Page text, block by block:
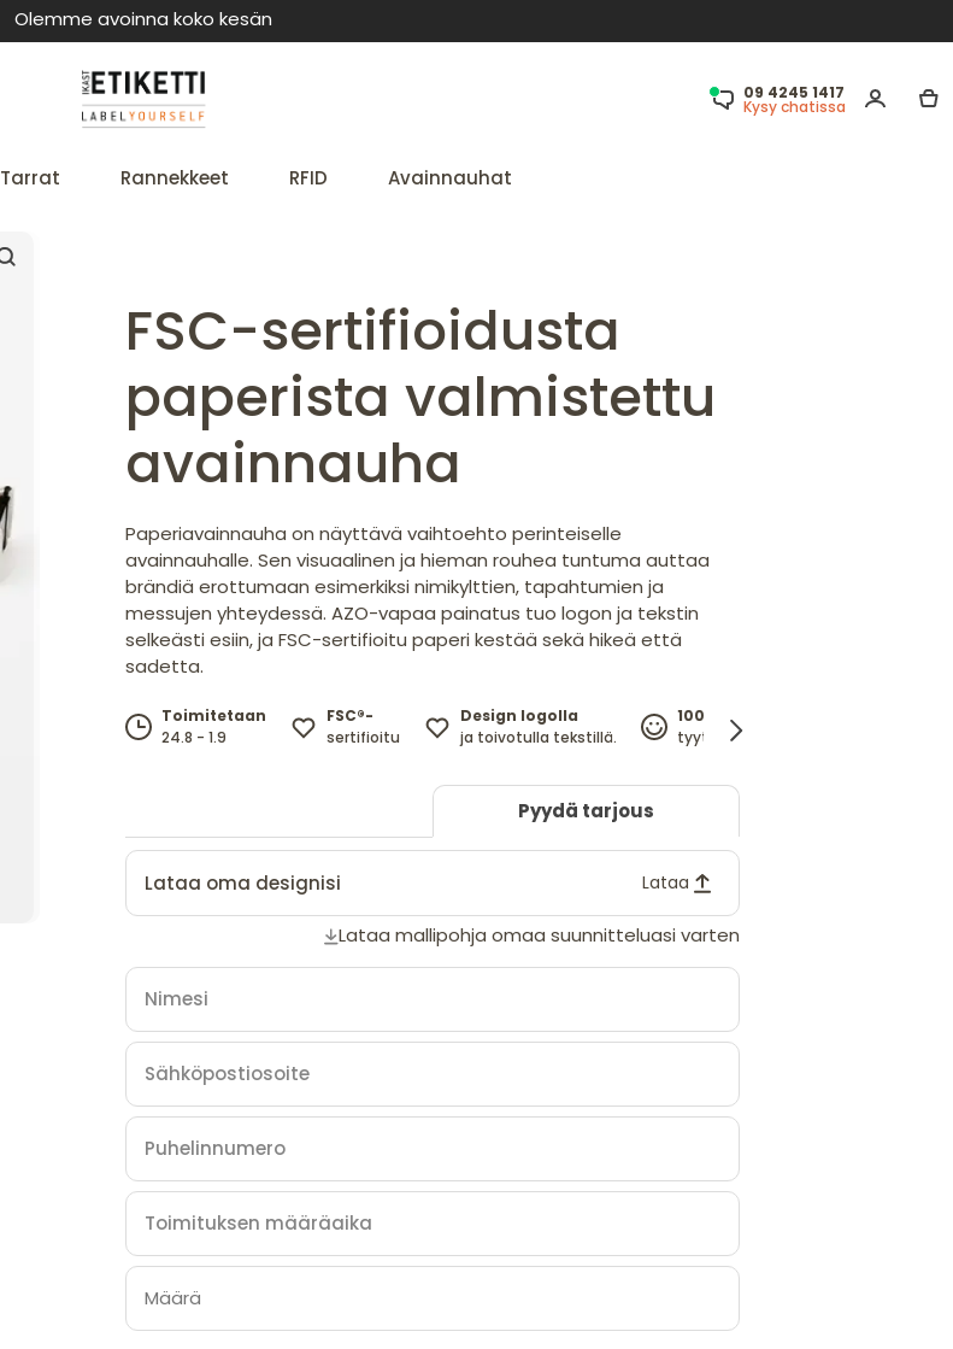
Olemme avoinna koko kesän
09 4245 1417
Kysy chatissa
Tarrat Rannekkeet RFID Avainnauhat
FSC-sertifioidusta
paperista valmistettu
avainnauha
Paperiavainnauha on näyttävä vaihtoehto perinteiselle
avainnauhalle. Sen visuaalinen ja hieman rouhea tuntuma auttaa
brändiä erottumaan esimerkiksi nimikylttien, tapahtumien ja
messujen yhteydessä. AZO-vapaa painatus tuo logon ja tekstin
selkeästi esiin, ja FSC-sertifioitu paperi kestää sekä hikeä että
sadetta.
Toimitetaan
24.8 - 1.9
FSC®-
sertifioitu
Design logolla
ja toivotulla tekstillä.
100%
tyytyväisyystakuu
Pyydä tarjous
Lataa oma designisi Lataa
Lataa mallipohja omaa suunnitteluasi varten